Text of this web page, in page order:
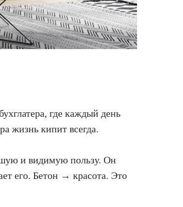
где каждый день
жизнь кипит всегда.
и видимую пользу. Он
его. Бетон → красота. Это